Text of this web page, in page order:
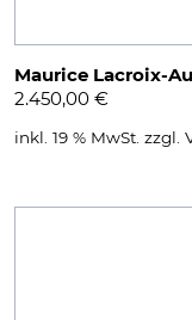
Maurice Lacroix-
2.450,00 €
inkl. 19 % MwSt. zzgl.